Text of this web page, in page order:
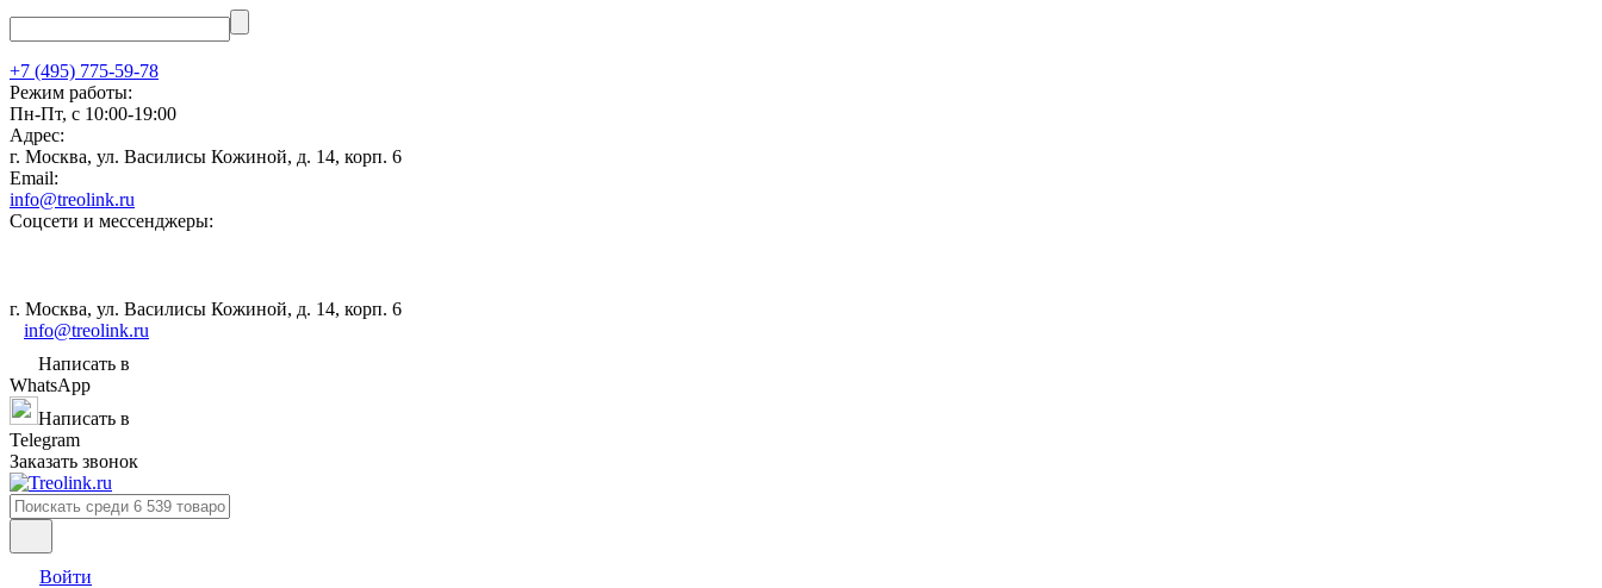
+7 (495) 775-59-78
Режим работы:
Пн-Пт, с 10:00-19:00
Адрес:
г. Москва, ул. Василисы Кожиной, д. 14, корп. 6
Email:
info@treolink.ru
Соцсети и мессенджеры:
г. Москва, ул. Василисы Кожиной, д. 14, корп. 6
info@treolink.ru
Написать в
WhatsApp
Написать в
Telegram
Заказать звонок
Войти